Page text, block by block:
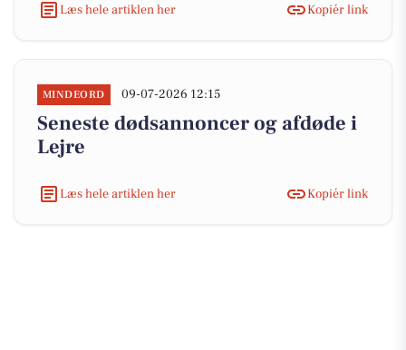
Læs hele artiklen her
Kopiér link
MINDEORD 09-07-2026 12:15
Seneste dødsannoncer og afdøde i
Lejre
Læs hele artiklen her Kopiér link